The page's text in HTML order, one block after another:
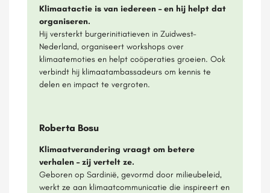
Klimaatactie is van iedereen – en hij helpt dat
organiseren.
Hij versterkt burgerinitiatieven in Zuidwest-
Nederland, organiseert workshops over
klimaatemoties en helpt coöperaties groeien. Ook
verbindt hij klimaatambassadeurs om kennis te
delen en impact te vergroten.
Roberta Bosu
Klimaatverandering vraagt om betere
verhalen – zij vertelt ze.
Geboren op Sardinië, gevormd door milieubeleid,
werkt ze aan klimaatcommunicatie die inspireert en